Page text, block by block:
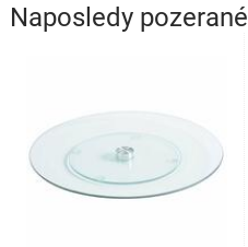
Naposledy pozerané